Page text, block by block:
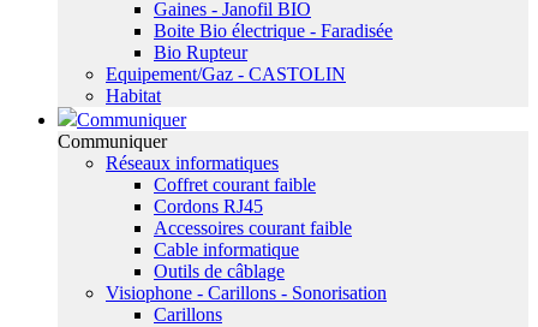
Gaines - Janofil BIO
Boite Bio électrique - Faradisée
Bio Rupteur
Equipement/Gaz - CASTOLIN
Habitat
Communiquer
Communiquer
Réseaux informatiques
Coffret courant faible
Cordons RJ45
Accessoires courant faible
Cable informatique
Outils de câblage
Visiophone - Carillons - Sonorisation
Carillons